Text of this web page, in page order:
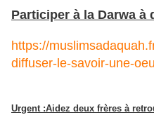
Participer à la Darwa à
https://
diffuser-le-savoir-une-
Urgent :Aidez deux frères à